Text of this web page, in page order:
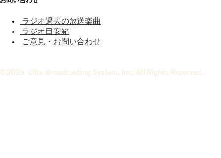
ラジオ過去の放送楽曲
ラジオ目安箱
ご意見・お問い合わせ
©2026 Oita Broadcasting System, Inc. All Rights Reserved.